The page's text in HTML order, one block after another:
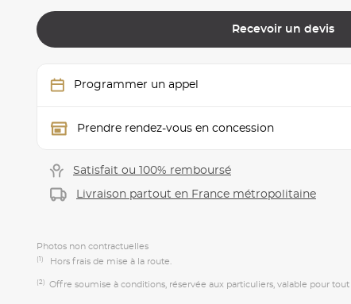
Recevoir un devis
Programmer un appel
Prendre rendez-vous en concession
Satisfait ou 100% remboursé
Livraison partout en France métropolitaine
Photos non contractuelles
(1) Hors frais de mise à la route.
(2) Offre soumise à conditions, réservée aux particuliers, valable pour